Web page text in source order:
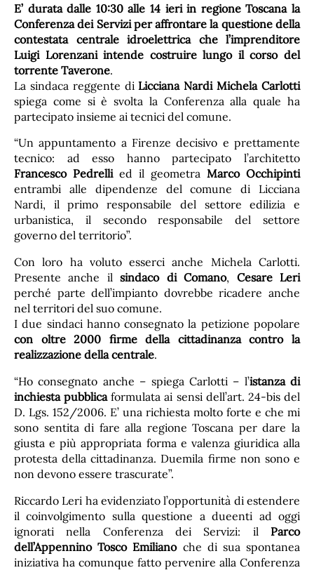
E’ durata dalle 10:30 alle 14 ieri in regione Toscana la
Conferenza dei Servizi per affrontare la questione della
contestata centrale idroelettrica che l’imprenditore
Luigi Lorenzani intende costruire lungo il corso del
torrente Taverone.
La sindaca reggente di Licciana Nardi Michela Carlotti
spiega come si è svolta la Conferenza alla quale ha
partecipato insieme ai tecnici del comune.
“Un appuntamento a Firenze decisivo e prettamente
tecnico: ad esso hanno partecipato l’architetto
Francesco Pedrellied il geometra Marco Occhipinti
entrambi alle dipendenze del comune di Licciana
Nardi, il primo responsabile del settore edilizia e
urbanistica, il secondo responsabile del settore
governo del territorio”.
Con loro ha voluto esserci anche Michela Carlotti.
Presente anche ilsindaco di Comano, Cesare Leri
perché parte dell’impianto dovrebbe ricadere anche
nel territori del suo comune.
I due sindaci hanno consegnato la petizione popolare
con oltre 2000 firme della cittadinanza contro la
realizzazione della centrale.
“Ho consegnato anche – spiega Carlotti – l’istanza di
inchiesta pubblicaformulata ai sensi dell’art. 24-bis del
D. Lgs. 152/2006. E’ una richiesta molto forte e che mi
sono sentita di fare alla regione Toscana per dare la
giusta e più appropriata forma e valenza giuridica alla
protesta della cittadinanza. Duemila firme non sono e
non devono essere trascurate”.
Riccardo Leri ha evidenziato l’opportunità di estendere
il coinvolgimento sulla questione a dueenti ad oggi
ignorati nella Conferenza dei Servizi: ilParco
dell’Appennino Tosco Emilianoche di sua spontanea
iniziativa ha comunque fatto pervenire alla Conferenza